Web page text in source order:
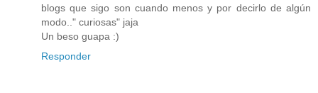
blogs que sigo son cuando menos y por decirlo de algún
modo.." curiosas" jaja
Un beso guapa :)
Responder